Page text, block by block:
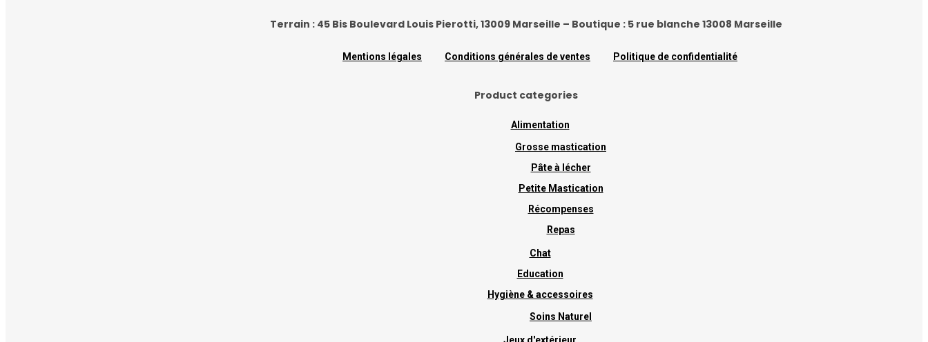
Terrain : 45 Bis Boulevard Louis Pierotti, 13009 Marseille – Boutique : 5 rue blanche 13008 Marseille
Mentions légales Conditions générales de ventes Politique de confidentialité
Product categories
Alimentation
Grosse mastication
Pâte à lécher
Petite Mastication
Récompenses
Repas
Chat
Education
Hygiène & accessoires
Soins Naturel
Jeux d'extérieur